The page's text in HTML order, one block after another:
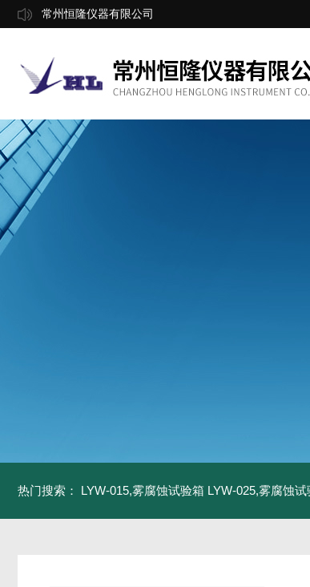
常州恒隆仪器有限公司
热门搜索： LYW-015,雾腐蚀试验箱 LYW-025,雾腐蚀